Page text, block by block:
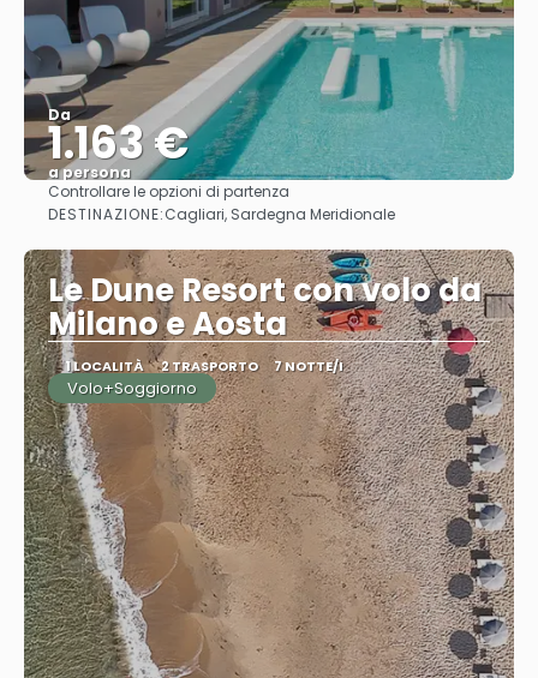
Da
1.163 €
a persona
Vedere
Controllare le opzioni di partenza
DESTINAZIONE:Cagliari, Sardegna Meridionale
Le Dune Resort con volo da
Milano e Aosta
1 LOCALITÀ 2 TRASPORTO 7 NOTTE/I
Volo+Soggiorno